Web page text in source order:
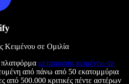
Κειμένου σε Ομιλία
πλατφόρμα μετατροπής κειμένου σε
από πάνω από 50 εκατομμύρια
από 500.000 κριτικές πέντε αστέρων